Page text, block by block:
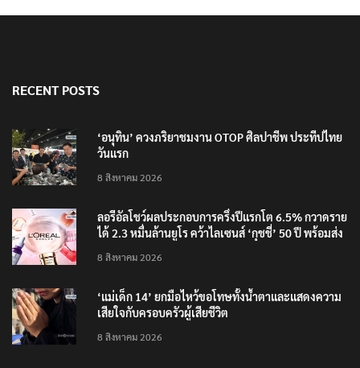
RECENT POSTS
‘อนุทิน’ ควงภริยาชมงาน OTOP ศิลปาชีพ ประทีปไทย
วันแรก
8 สิงหาคม 2026
ลอรีอัลโชว์ผลประกอบการครึ่งปีแรกโต 6.5% กวาดราย
ได้ 2.3 หมื่นล้านยูโร คว้าไลเซนส์ ‘กุชชี่’ 50 ปี พร้อมส่ง
8 สิงหาคม 2026
‘แม่เด็ก 14’ ยกมือไหว้ขอโทษทั้งน้ำตาและแสดงความ
เสียใจกับครอบครัวผู้เสียชีวิต
8 สิงหาคม 2026